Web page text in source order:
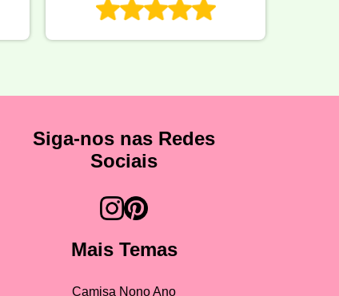
Siga-nos nas Redes
Sociais
Mais Temas
Camisa Nono Ano